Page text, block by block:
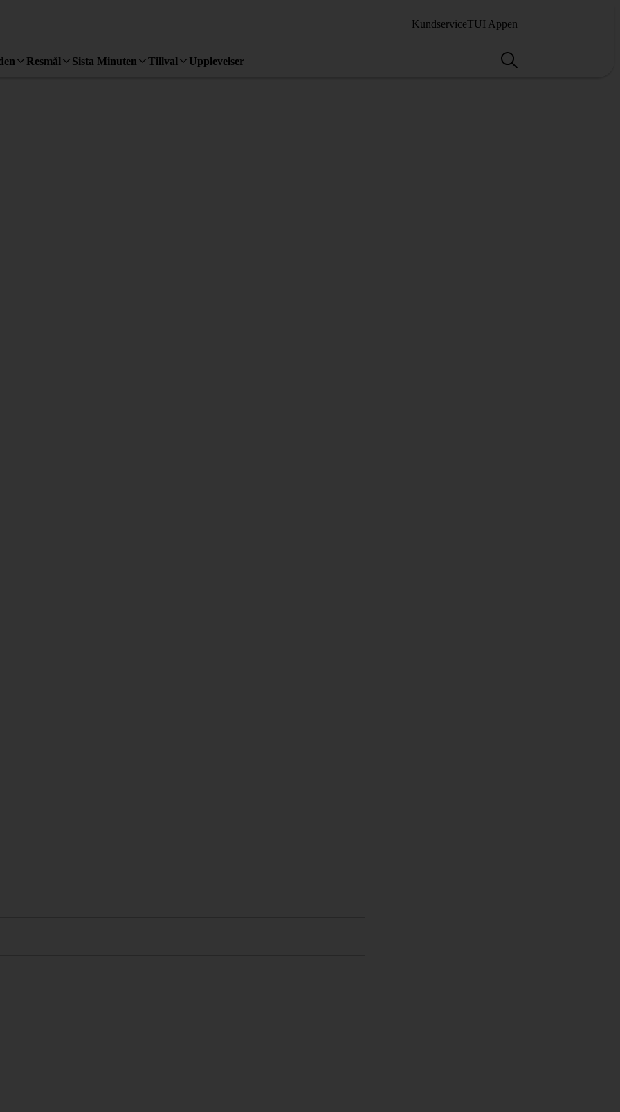
KundserviceTUI Appen
Resmål Sista Minuten Tillval Upplevelser